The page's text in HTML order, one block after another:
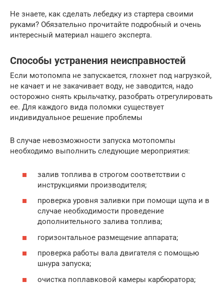
Не знаете, как сделать лебедку из стартера своими
руками? Обязательно прочитайте подробный и очень
интересный материал нашего эксперта.
Способы устранения неисправностей
Если мотопомпа не запускается, глохнет под нагрузкой,
не качает и не закачивает воду, не заводится, надо
осторожно снять крыльчатку, разобрать отрегулировать
ее. Для каждого вида поломки существует
индивидуальное решение проблемы
В случае невозможности запуска мотопомпы
необходимо выполнить следующие мероприятия:
залив топлива в строгом соответствии с
инструкциями производителя;
проверка уровня заливки при помощи щупа и в
случае необходимости проведение
дополнительного залива топлива;
горизонтальное размещение аппарата;
проверка работы вала двигателя с помощью
шнура запуска;
очистка поплавковой камеры карбюратора;